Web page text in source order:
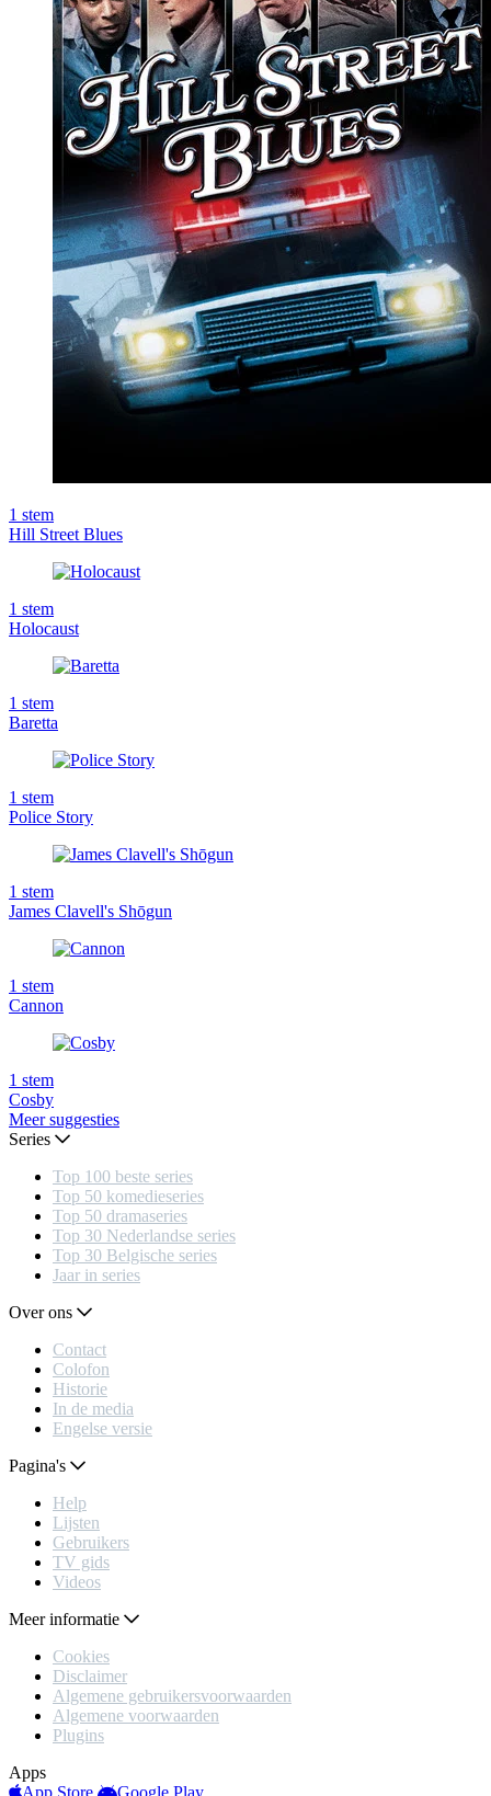
1 stem
Hill Street Blues
1 stem
Holocaust
1 stem
Baretta
1 stem
Police Story
1 stem
James Clavell's Shōgun
1 stem
Cannon
1 stem
Cosby
Meer suggesties
Series
Top 100 beste series
Top 50 komedieseries
Top 50 dramaseries
Top 30 Nederlandse series
Top 30 Belgische series
Jaar in series
Over ons
Contact
Colofon
Historie
In de media
Engelse versie
Pagina's
Help
Lijsten
Gebruikers
TV gids
Videos
Meer informatie
Cookies
Disclaimer
Algemene gebruikersvoorwaarden
Algemene voorwaarden
Plugins
Apps